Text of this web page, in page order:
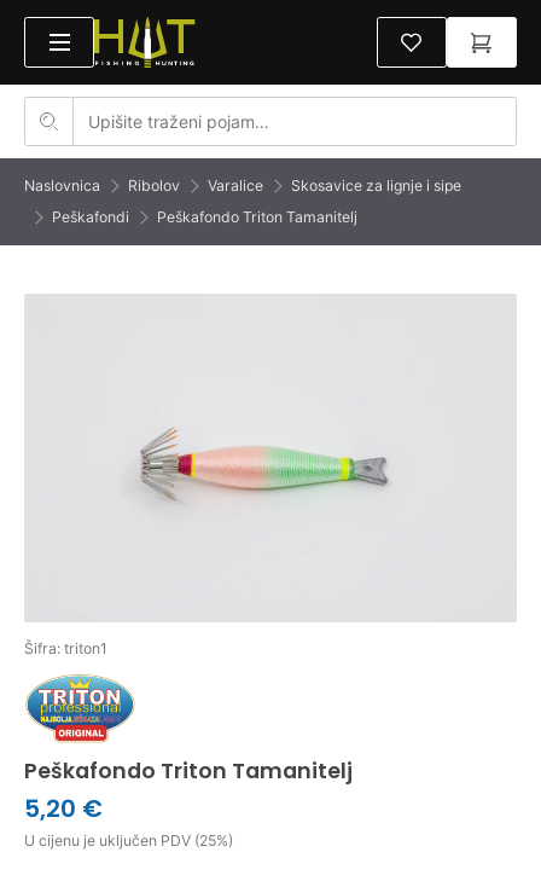
Naslovnica Ribolov Varalice
Skosavice za lignje i sipe
Peškafondi
Peškafondo Triton Tamanitelj
Šifra: triton1
Peškafondo Triton Tamanitelj
5,20 €
U cijenu je uključen PDV (25%)